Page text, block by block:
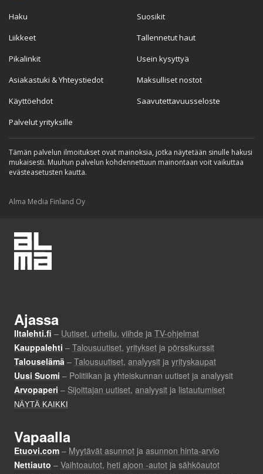
Haku
Liikkeet
Pikalinkit
Asiakastuki & Yhteystiedot
Käyttöehdot
Palvelut yrityksille
Suosikit
Tallennetut haut
Usein kysyttyä
Maksulliset nostot
Saavutettavuusseloste
Tämän palvelun ilmoitukset ovat mainoksia, jotka näytetään sinulle hakusi
mukaisesti. Muuhun palvelun kohdennettuun mainontaan voit vaikuttaa
evästeasetusten kautta.
Alma Media Finland Oy